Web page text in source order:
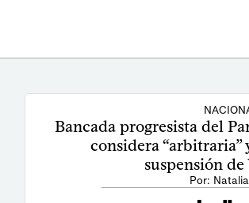
Bancada progresista del
considera
suspensión de
Por: